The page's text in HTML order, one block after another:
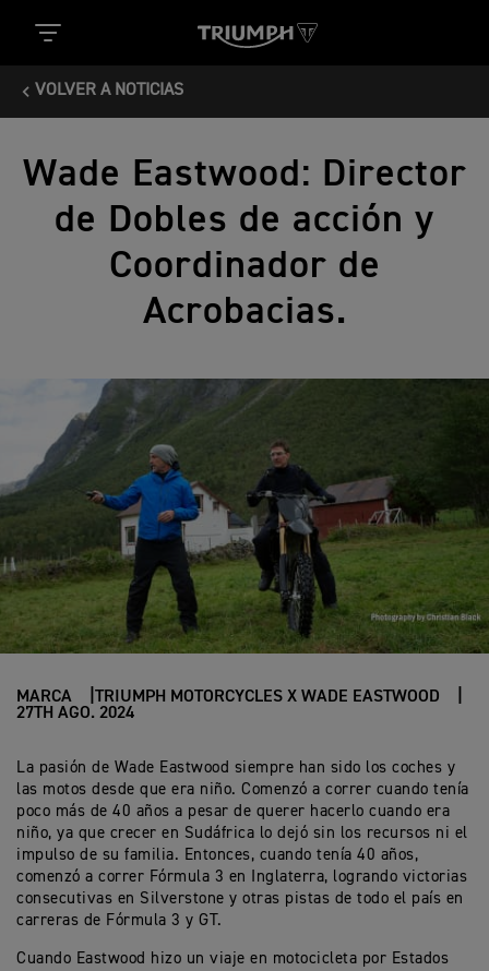
VOLVER A NOTICIAS
Wade Eastwood: Director
de Dobles de acción y
Coordinador de
Acrobacias.
MARCA
TRIUMPH MOTORCYCLES X WADE EASTWOOD
27TH AGO. 2024
La pasión de Wade Eastwood siempre han sido los coches y
las motos desde que era niño. Comenzó a correr cuando tenía
poco más de 40 años a pesar de querer hacerlo cuando era
niño, ya que crecer en Sudáfrica lo dejó sin los recursos ni el
impulso de su familia. Entonces, cuando tenía 40 años,
comenzó a correr Fórmula 3 en Inglaterra, logrando victorias
consecutivas en Silverstone y otras pistas de todo el país en
carreras de Fórmula 3 y GT.
Cuando Eastwood hizo un viaje en motocicleta por Estados